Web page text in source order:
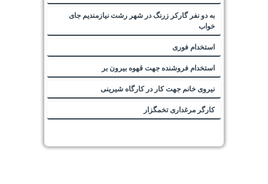
به دو نفر گارکر زرنگ در شهر رشت نیازمندیم جای
خواب
استخدام فوری
استخدام فروشنده جهت قهوه بیرون بر
نیروی خانم جهت کار در کارگاه شیرینی
کارگر مرغداری تخمگزار